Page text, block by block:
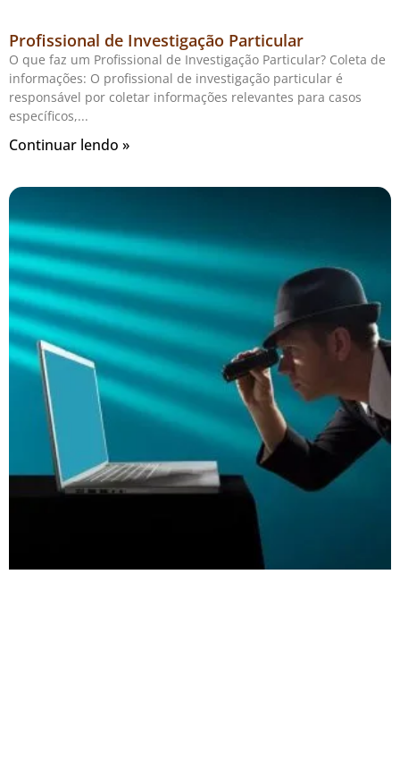
Profissional de Investigação Particular
O que faz um Profissional de Investigação Particular? Coleta de
informações: O profissional de investigação particular é
responsável por coletar informações relevantes para casos
específicos,
Continuar lendo »